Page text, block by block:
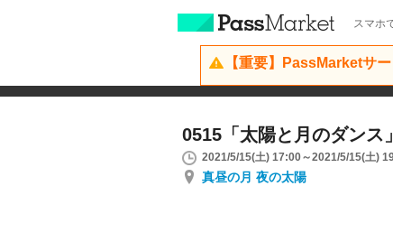
スマホ
【重要】PassMarketサ
0515「太陽と月のダンス」
2021/5/15(土) 17:00～2021/5/15(土)
真昼の月 夜の太陽